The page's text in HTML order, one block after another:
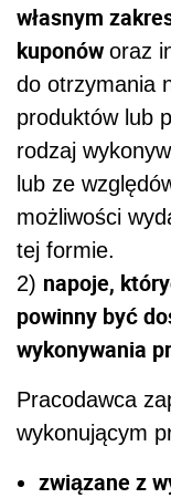
własnym
kuponów oraz
do otrzymania
produktów lub
rodzaj
lub ze
możliwości
tej formie.
2) napoje,
powinny być
wykonywania
Pracodawca
wykonującym
związane z